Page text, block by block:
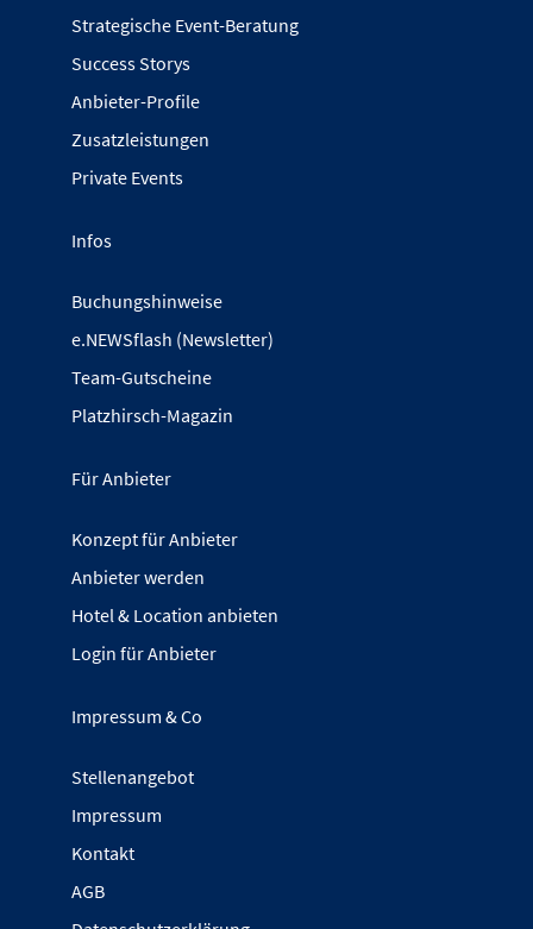
Strategische Event-Beratung
Success Storys
Anbieter-Profile
Zusatzleistungen
Private Events
Infos
Buchungshinweise
e.NEWSflash (Newsletter)
Team-Gutscheine
Platzhirsch-Magazin
Für Anbieter
Konzept für Anbieter
Anbieter werden
Hotel & Location anbieten
Login für Anbieter
Impressum & Co
Stellenangebot
Impressum
Kontakt
AGB